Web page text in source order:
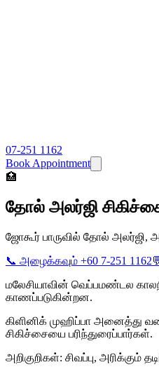
07-251 1162
Book Appointment
🏥
தோல் அலர்ஜி
ஜோகூர் பாருவில் தோல் அலர்ஜி,
📞 அழைக்கவும் +60 7-251 1162
மலேசியாவின் வெப்பமண்டல
காணப்படுகின்றன.
கிளினிக் முஹிப்பா அனைத்து
சிகிச்சையை பரிந்துரைப்பார்கள்.
அறிகுறிகள்: சிவப்பு,